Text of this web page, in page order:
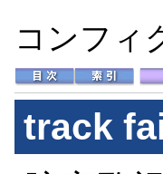
コンフィ
track